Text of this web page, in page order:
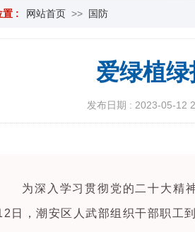
置 : 网站首页 >> 国防
爱绿植
发布日期 : 2023-05-12
为深入学习贯彻党的二十大精
日，潮安区人武部组织干部职工